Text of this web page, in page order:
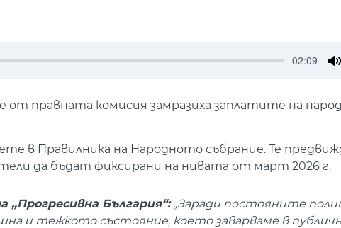
-02:09
от правната комисия замразиха заплатите на
в Правилника на Народното събрание. Те
да бъдат фиксирани на нивата от март 2026 г.
България“:„Заради постояните
и тежкото състояние, което заварваме в